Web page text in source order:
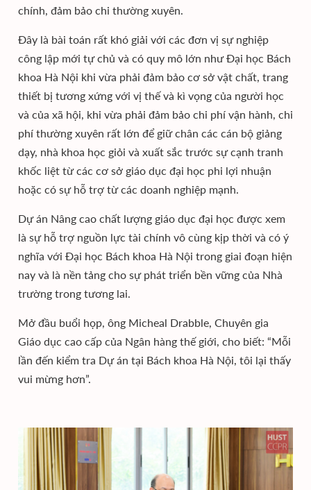
chính, đảm bảo chi thường xuyên.
Đây là bài toán rất khó giải với các đơn vị sự nghiệp
công lập mới tự chủ và có quy mô lớn như Đại học Bách
khoa Hà Nội khi vừa phải đảm bảo cơ sở vật chất, trang
thiết bị tương xứng với vị thế và kì vọng của người học
và của xã hội, khi vừa phải đảm bảo chi phí vận hành, chi
phí thường xuyên rất lớn để giữ chân các cán bộ giảng
dạy, nhà khoa học giỏi và xuất sắc trước sự cạnh tranh
khốc liệt từ các cơ sở giáo dục đại học phi lợi nhuận
hoặc có sự hỗ trợ từ các doanh nghiệp mạnh.
Dự án Nâng cao chất lượng giáo dục đại học được xem
là sự hỗ trợ nguồn lực tài chính vô cùng kịp thời và có ý
nghĩa với Đại học Bách khoa Hà Nội trong giai đoạn hiện
nay và là nền tảng cho sự phát triển bền vững của Nhà
trường trong tương lai.
Mở đầu buổi họp, ông Micheal Drabble, Chuyên gia
Giáo dục cao cấp của Ngân hàng thế giới, cho biết: “Mỗi
lần đến kiểm tra Dự án tại Bách khoa Hà Nội, tôi lại thấy
vui mừng hơn”.